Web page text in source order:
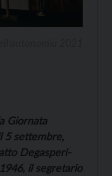
Giornata
5 settembre,
Degasperi-
il segretario